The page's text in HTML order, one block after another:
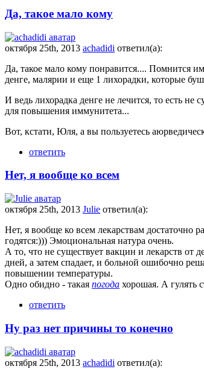
Да, такое мало кому
октября 25th, 2013 achadidi ответил(а):
Да, такое мало кому понравится.... Помнится
денге, малярии и еще 1 лихорадки, которые
И ведь лихорадка денге не лечится, то есть
для повышения иммунитета...
Вот, кстати, Юля, а вы пользуетесь
ответить
Нет, я вообще ко всем
октября 25th, 2013 Julie ответил(а):
Нет, я вообще ко всем лекарствам достаточно
годятся:))) Эмоциональная натура очень.
А то, что не существует вакцин и лекарств от
дней, а затем спадает, и больной ошибочно
повышении температуры.
Одно обидно - такая погода хорошая. А гулять
ответить
Ну раз нет причины то конечно
октября 25th, 2013 achadidi ответил(а):